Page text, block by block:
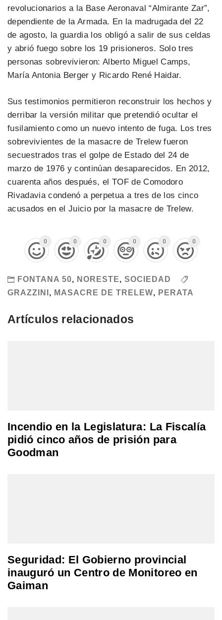
revolucionarios a la Base Aeronaval “Almirante Zar”,
dependiente de la Armada. En la madrugada del 22
de agosto, la guardia los obligó a salir de sus celdas
y abrió fuego sobre los 19 prisioneros. Solo tres
personas sobrevivieron: Alberto Miguel Camps,
María Antonia Berger y Ricardo René Haidar.
Sus testimonios permitieron reconstruir los hechos y
derribar la versión militar que pretendió ocultar el
fusilamiento como un nuevo intento de fuga. Los tres
sobrevivientes de la masacre de Trelew fueron
secuestrados tras el golpe de Estado del 24 de
marzo de 1976 y continúan desaparecidos. En 2012,
cuarenta años después, el TOF de Comodoro
Rivadavia condenó a perpetua a tres de los cinco
acusados en el Juicio por la masacre de Trelew.
0 0 0 0 0 0
FONTANA 50, NORESTE, SOCIEDAD
GRAZZINI , MASACRE DE TRELEW, PERATA
Artículos relacionados
Incendio en la Legislatura: La Fiscalía
pidió cinco años de prisión para
Goodman
Seguridad: El Gobierno provincial
inauguró un Centro de Monitoreo en
Gaiman